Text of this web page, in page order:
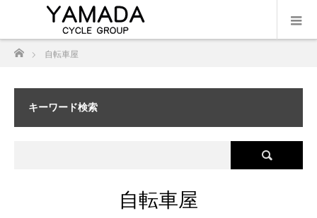
ホーム
自転車屋
キーワード検索
自転車屋